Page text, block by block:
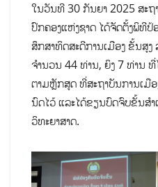
ໃນວັນທີ 30 ກັນຍາ 2025 ສະຖ
ປົກຄອງແຫ່ງຊາດ ໄດ້ຈັດຕັ້ງພິທີ
ສຶກສາທິດສະດີການເມືອງ ຂັ້ນສູງ
ຈຳນວນ 44 ທ່ານ, ຍິງ 7 ທ່ານ
ຕາມຫຼັກສູດ ທີ່ສະຖາບັນການເມື
ນົດໄວ້ ແລະໄດ້ຂຽນບົດຈົບຂັ້ນສໍ
ວິທະຍາສາດ.